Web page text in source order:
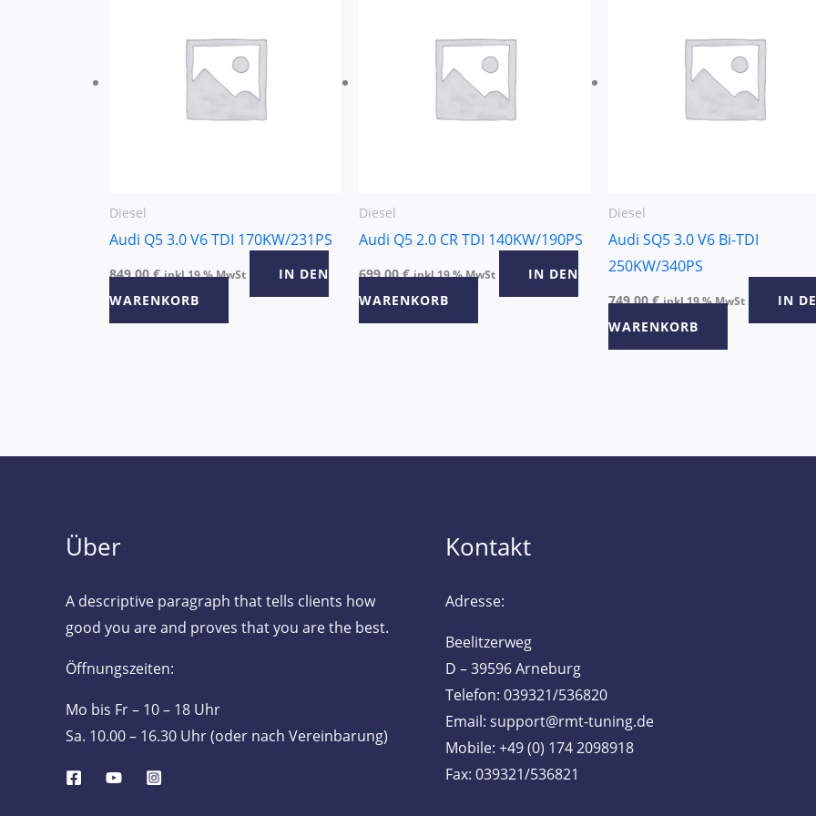
Diesel
Audi Q5 3.0 V6 TDI 170KW/231PS
849,00€ inkl 19 % MwSt
IN DEN
WARENKORB
Diesel
Audi Q5 2.0 CR TDI 140KW/190PS
699,00€ inkl 19 % MwSt
IN DEN
WARENKORB
Diesel
Audi SQ5 3.0 V6 Bi-TDI
250KW/340PS
749,00€ inkl 19 % MwSt
IN
WARENKORB
Über
A descriptive paragraph that tells clients how
good you are and proves that you are the best.
Öffnungszeiten:
Mo bis Fr – 10 – 18 Uhr
Sa. 10.00 – 16.30 Uhr (oder nach Vereinbarung)
Kontakt
Adresse:
Beelitzerweg
D – 39596 Arneburg
Telefon: 039321/536820
Email: support@rmt-tuning.de
Mobile: +49 (0) 174 2098918
Fax: 039321/536821